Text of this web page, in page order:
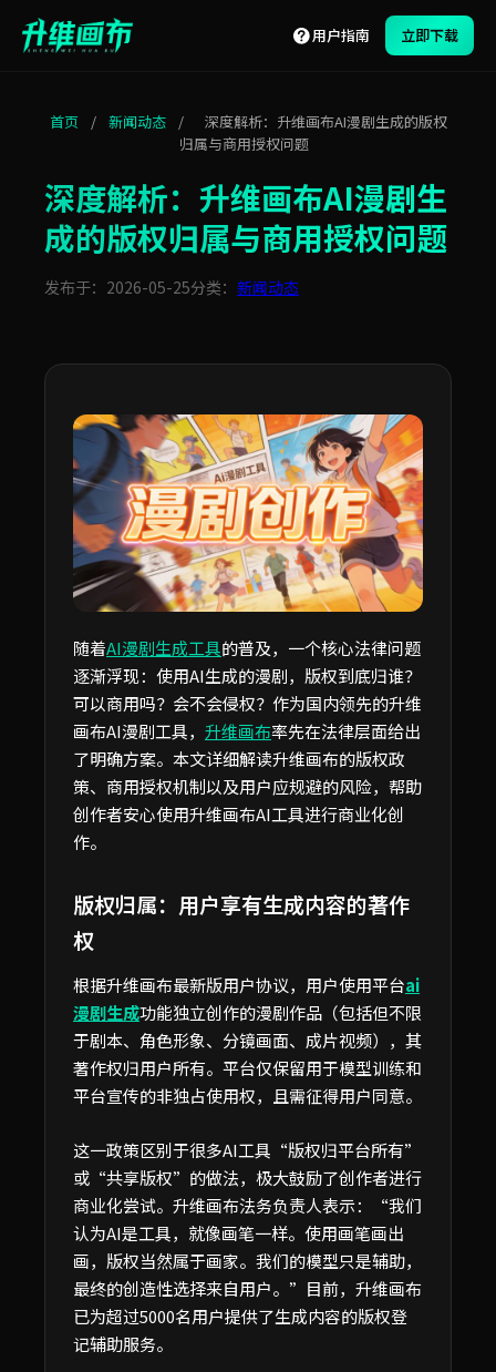
用户指南 立即下载
首页 / 新闻动态 /
深度解析：升维画布AI漫剧生成的版权
归属与商用授权问题
深度解析：升维画布AI漫剧生
成的版权归属与商用授权问题
发布于：2026-05-25分类： 新闻动态
随着AI漫剧生成工具的普及，一个核心法律问题
逐渐浮现：使用AI生成的漫剧，版权到底归谁？
可以商用吗？会不会侵权？作为国内领先的升维
画布AI漫剧工具， 升维画布率先在法律层面给出
了明确方案。本文详细解读升维画布的版权政
策、商用授权机制以及用户应规避的风险，帮助
创作者安心使用升维画布AI工具进行商业化创
作。
版权归属：用户享有生成内容的著作
权
根据升维画布最新版用户协议，用户使用平台ai
漫剧生成功能独立创作的漫剧作品（包括但不限
于剧本、角色形象、分镜画面、成片视频），其
著作权归用户所有。平台仅保留用于模型训练和
平台宣传的非独占使用权，且需征得用户同意。
这一政策区别于很多AI工具“版权归平台所有”
或“共享版权”的做法，极大鼓励了创作者进行
商业化尝试。升维画布法务负责人表示：“我们
认为AI是工具，就像画笔一样。使用画笔画出
画，版权当然属于画家。我们的模型只是辅助，
最终的创造性选择来自用户。”目前，升维画布
已为超过5000名用户提供了生成内容的版权登
记辅助服务。